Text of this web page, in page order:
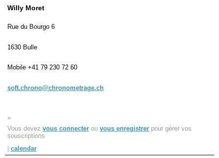
Coupe "Journal La Gruyère"
Hippisme
Archives
site map
Nom d'utilisateur:
Willy Moret
Rue du Bourgo 6
1630 Bulle
Mobile +41 79 230 72 60
soft.chrono@chronometrage.ch
»
Vous devez vous connecter ou vous enregistrer pour gérer vos
souscriptions
calendar